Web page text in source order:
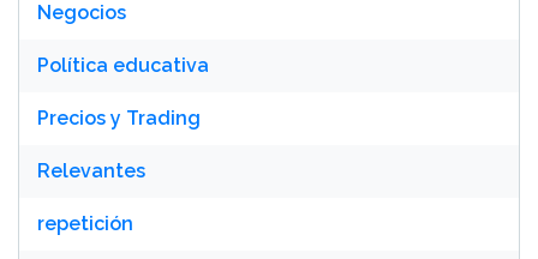
Negocios
Política educativa
Precios y Trading
Relevantes
repetición